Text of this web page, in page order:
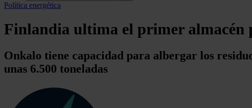
Política energética
Finlandia ultima el primer almacén
Onkalo tiene capacidad para albergar los
unas 6.500 toneladas